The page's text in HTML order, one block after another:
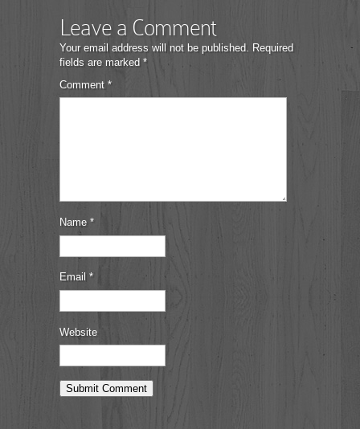
Leave a Comment
Your email address will not be published. Required
fields are marked *
Comment *
Name *
Email *
Website